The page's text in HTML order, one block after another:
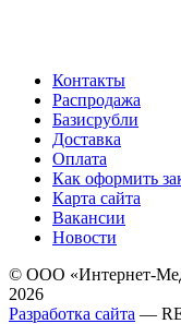
Контакты
Распродажа
Базисрубли
Доставка
Оплата
Как оформить
Карта сайта
Вакансии
Новости
© ООО «Интернет-
2026
Разработка сайта —